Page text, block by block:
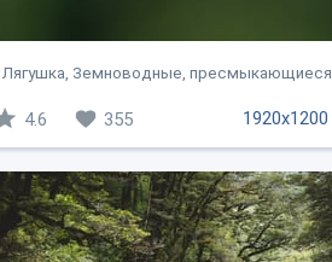
Лягушка, Земноводные, пресмыкающиеся
1920x1200
4.6 355